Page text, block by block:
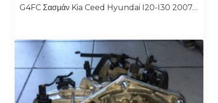
G4FC Σασμάν Kia Ceed Hyundai I20-I30 2007-2014 1.6